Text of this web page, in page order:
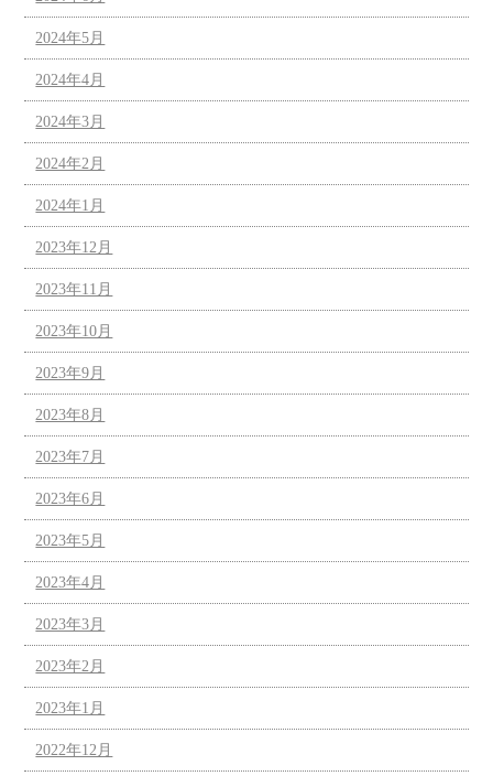
2024年5月
2024年4月
2024年3月
2024年2月
2024年1月
2023年12月
2023年11月
2023年10月
2023年9月
2023年8月
2023年7月
2023年6月
2023年5月
2023年4月
2023年3月
2023年2月
2023年1月
2022年12月